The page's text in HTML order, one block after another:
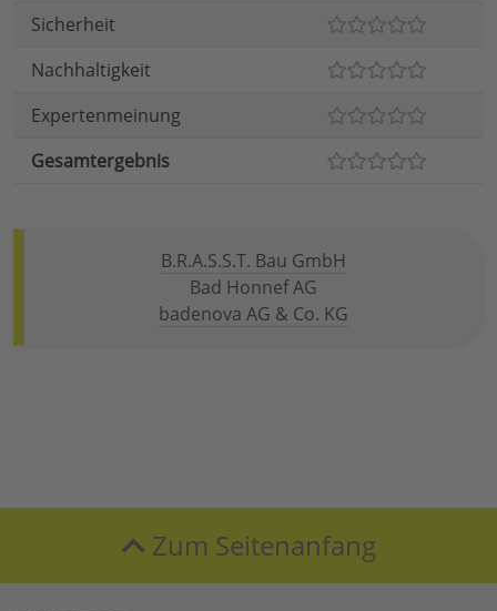
Sicherheit
Nachhaltigkeit
Expertenmeinung
Gesamtergebnis
B.R.A.S.S.T. Bau GmbH
Bad Honnef AG
badenova AG & Co. KG
Zum Seitenanfang